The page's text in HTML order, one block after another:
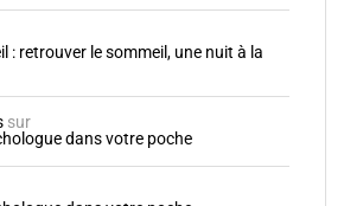
: retrouver le sommeil, une nuit à la
sur
dans votre poche